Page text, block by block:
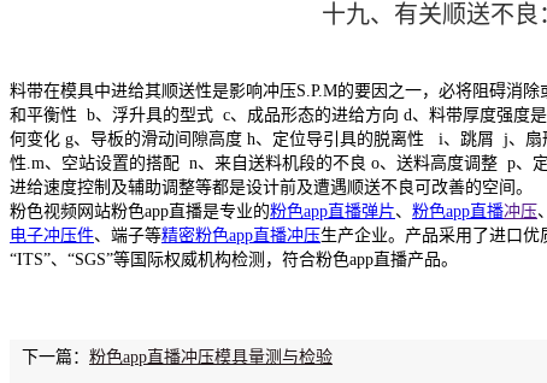
十九、有关顺送不良
料带在模具中进给其顺送性是影响冲压S.P.M的要因之一，必将阻碍消
和平衡性 b、浮升具的型式 c、成品形态的进给方向 d、料带厚度强度
何变化 g、导板的滑动间隙高度 h、定位导引具的脱离性 i、跳屑 j、
性.m、空站设置的搭配 n、来自送料机段的不良 o、送料高度调整 p
进给速度控制及辅助调整等都是设计前及遭遇顺送不良可改善的空间。
粉色视频网站粉色app直播是专业的粉色app直播弹片、 粉色app直播冲压、
电子冲压件、端子等精密粉色app直播冲压生产企业。产品采用了进口
“ITS”、“SGS”等国际权威机构检测，符合粉色app直播产品。
下一篇： 粉色app直播冲压模具量测与检验